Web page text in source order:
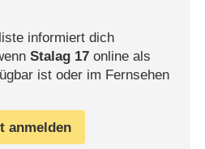
informiert dich
Stalag 17online als
ist oder im Fernsehen
anmelden